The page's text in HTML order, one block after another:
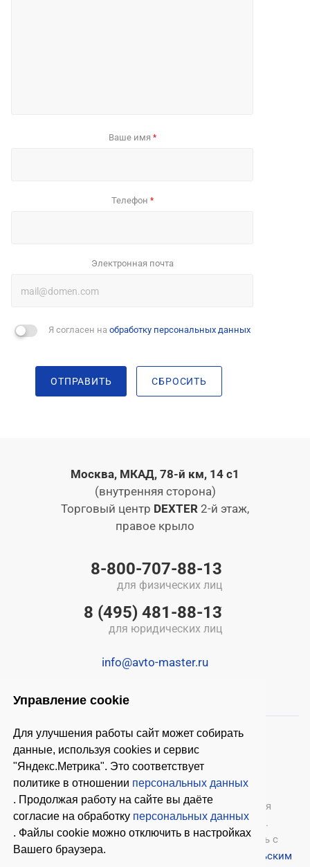
Управление cookie
Для улучшения работы сайт может собирать
данные, используя cookies и сервис
"Яндекс.Метрика". Это соответствует
политике в отношении персональных данных
. Продолжая работу на сайте вы даёте
согласие на обработку персональных данных
. Файлы cookie можно отключить в настройках
Вашего браузера.
Ваше имя *
Телефон *
Электронная почта
Я согласен на обработку персональных данных
ОТПРАВИТЬ СБРОСИТЬ
Москва, МКАД, 78-й км, 14 с1
(внутренняя сторона)
Торговый центр DEXTER 2-й этаж,
правое крыло
8-800-707-88-13
для физических лиц
8 (495) 481-88-13
для юридических лиц
info@avto-master.ru
© 2026 ООО «Автомастер» — оборудование для
автосервиса, шиномонтажное оборудование.
Оставляя заявки на нашем сайте, ознакомьтесь с
Политикой конфиденциальности
Пользовательским